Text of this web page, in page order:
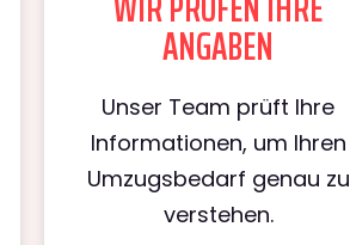
ANGABEN
Unser Team prüft Ihre
Informationen, um Ihren
Umzugsbedarf genau zu
verstehen.